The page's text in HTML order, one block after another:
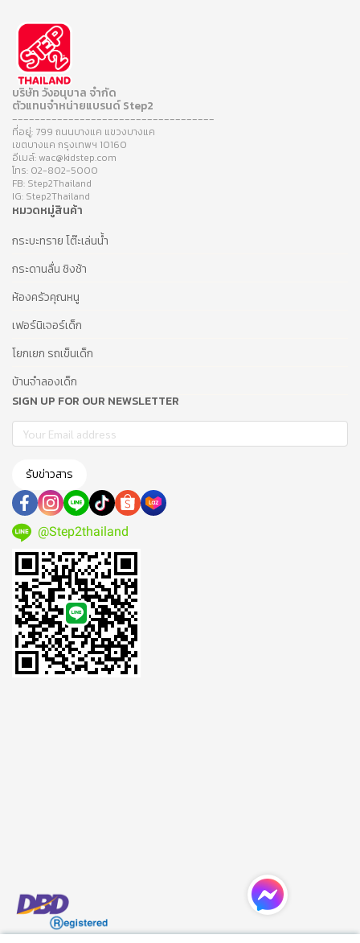
บริษัท วังอนุบาล จำกัด
ตัวแทนจำหน่ายแบรนด์ Step2
------------------------------------
ที่อยู่: 799 ถนนบางแค แขวงบางแค
เขตบางแค กรุงเทพฯ 10160
อีเมล์: wac@kidstep.com
โทร: 02-802-5000
FB: Step2Thailand
IG: Step2Thailand
หมวดหมู่สินค้า
กระบะทราย โต๊ะเล่นน้ำ
กระดานลื่น ชิงช้า
ห้องครัวคุณหนู
เฟอร์นิเจอร์เด็ก
โยกเยก รถเข็นเด็ก
บ้านจำลองเด็ก
SIGN UP FOR OUR NEWSLETTER
รับข่าวสาร
@Step2thailand